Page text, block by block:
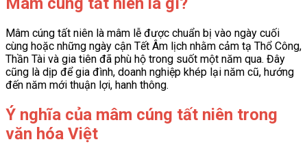
Mâm cúng tất niên là mâm lễ được chuẩn bị vào ngày cuối
cùng hoặc những ngày cận Tết Âm lịch nhằm cảm tạ Thổ Công,
Thần Tài và gia tiên đã phù hộ trong suốt một năm qua. Đây
cũng là dịp để gia đình, doanh nghiệp khép lại năm cũ, hướng
đến năm mới thuận lợi, hanh thông.
Ý nghĩa của mâm cúng tất niên trong
văn hóa Việt